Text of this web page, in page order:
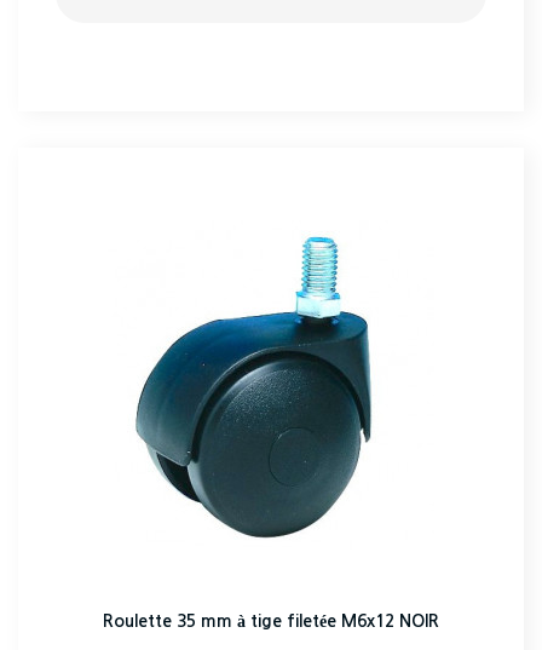
Roulette 35 mm à tige filetée M6x12 NOIR